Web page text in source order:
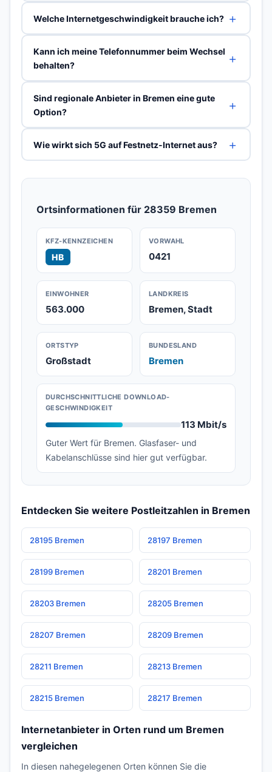
Welche Internetgeschwindigkeit brauche ich?
Kann ich meine Telefonnummer beim Wechsel
behalten?
Sind regionale Anbieter in Bremen eine gute
Option?
Wie wirkt sich 5G auf Festnetz-Internet aus?
Ortsinformationen für 28359 Bremen
KFZ-KENNZEICHEN
HB
VORWAHL
0421
EINWOHNER
563.000
LANDKREIS
Bremen, Stadt
ORTSTYP
Großstadt
BUNDESLAND
Bremen
DURCHSCHNITTLICHE DOWNLOAD-
GESCHWINDIGKEIT
113 Mbit/s
Guter Wert für Bremen. Glasfaser- und
Kabelanschlüsse sind hier gut verfügbar.
Entdecken Sie weitere Postleitzahlen in Bremen
28195 Bremen 28197 Bremen
28199 Bremen 28201 Bremen
28203 Bremen 28205 Bremen
28207 Bremen 28209 Bremen
28211 Bremen 28213 Bremen
28215 Bremen 28217 Bremen
Internetanbieter in Orten rund um Bremen
vergleichen
In diesen nahegelegenen Orten können Sie die